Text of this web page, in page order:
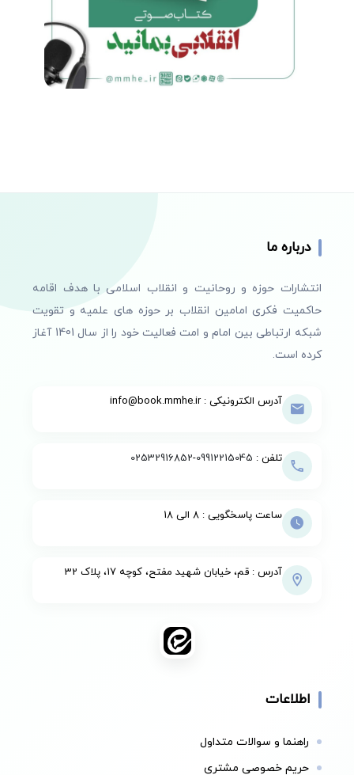
درباره ما
انتشارات حوزه و روحانیت و انقلاب اسلامی با هدف اقامه
حاکمیت فکری امامین انقلاب بر حوزه های علمیه و تقویت
شبکه ارتباطی بین امام و امت فعالیت خود را از سال 1401 آغاز
کرده است.
آدرس الکترونیکی : info@book.mmhe.ir
تلفن : 09912215045
-
02532916852
ساعت پاسخگویی : 8 الی 18
آدرس : قم، خیابان شهید مفتح، کوچه 17، پلاک 32
اطلاعات
راهنما و سوالات متداول
حریم خصوصی مشتری